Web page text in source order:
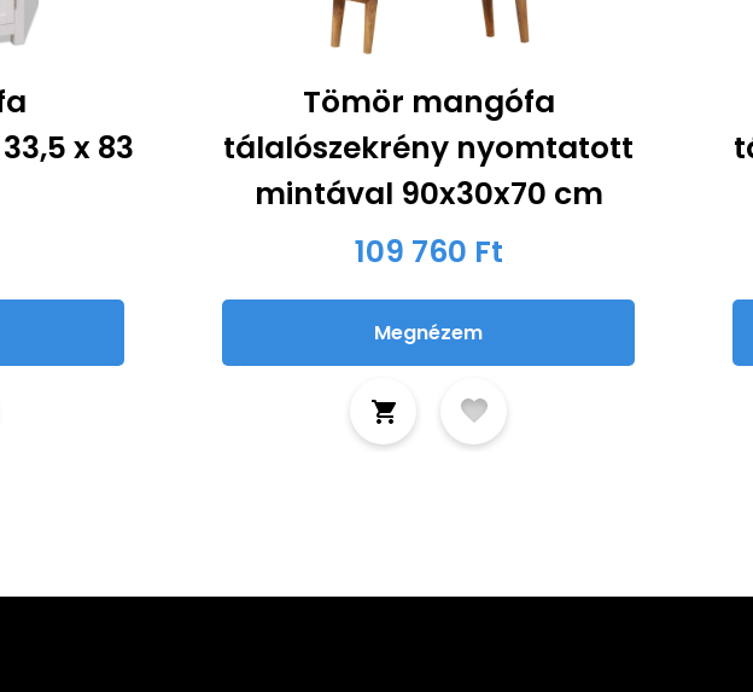
x 83
Tömör mangófa
tálalószekrény nyomtatott
mintával 90x30x70 cm
109 760 Ft
Megnézem